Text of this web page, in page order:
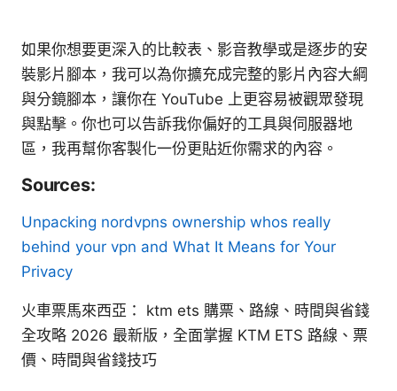
如果你想要更深入的比較表、影音教學或是逐步的安
裝影片腳本，我可以為你擴充成完整的影片內容大綱
與分鏡腳本，讓你在 YouTube 上更容易被觀眾發現
與點擊。你也可以告訴我你偏好的工具與伺服器地
區，我再幫你客製化一份更貼近你需求的內容。
Sources:
Unpacking nordvpns ownership whos really
behind your vpn and What It Means for Your
Privacy
火車票馬來西亞： ktm ets 購票、路線、時間與省錢
全攻略 2026 最新版，全面掌握 KTM ETS 路線、票
價、時間與省錢技巧